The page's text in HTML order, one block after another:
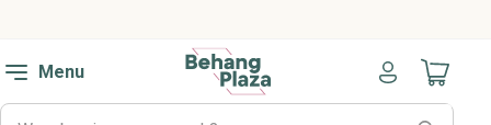
Menu
Naar